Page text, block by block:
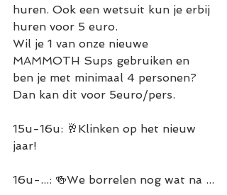
huren. Ook een wetsuit kun je erbij
huren voor 5 euro.
Wil je 1 van onze nieuwe
MAMMOTH Sups gebruiken en
ben je met minimaal 4 personen?
Dan kan dit voor 5euro/pers.
15u-16u: 🥂Klinken op het nieuw
jaar!
16u-...: 🍻We borrelen nog wat na ...